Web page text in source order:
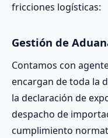
fricciones logísticas:
Gestión de
Contamos con
encargan de toda la
la declaración de
despacho de
cumplimiento